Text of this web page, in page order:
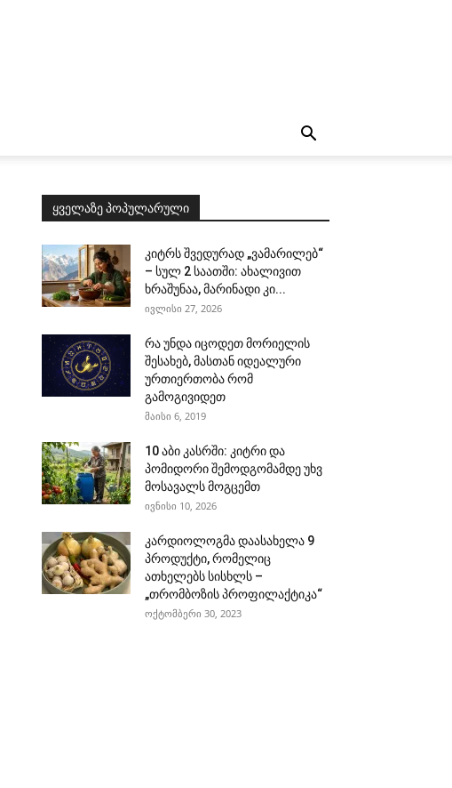
ყველაზე პოპულარული
კიტრს შვედურად „ვამარილებ“
– სულ 2 საათში: ახალივით
ხრაშუნაა, მარინადი კი...
ივლისი 27, 2026
რა უნდა იცოდეთ მორიელის
შესახებ, მასთან იდეალური
ურთიერთობა რომ
გამოგივიდეთ
მაისი 6, 2019
10 აბი კასრში: კიტრი და
პომიდორი შემოდგომამდე უხვ
მოსავალს მოგცემთ
ივნისი 10, 2026
კარდიოლოგმა დაასახელა 9
პროდუქტი, რომელიც
ათხელებს სისხლს –
„თრომბოზის პროფილაქტიკა“
ოქტომბერი 30, 2023